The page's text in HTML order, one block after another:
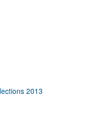
2013